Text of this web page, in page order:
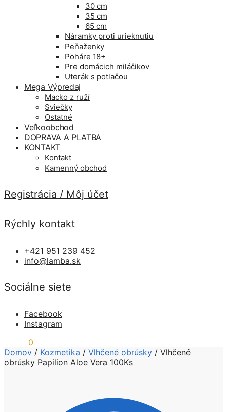
30 cm
35 cm
65 cm
Náramky proti urieknutiu
Peňaženky
Poháre 18+
Pre domácich miláčikov
Uterák s potlačou
Mega Výpredaj
Macko z ruží
Sviečky
Ostatné
Veľkoobchod
DOPRAVA A PLATBA
KONTAKT
Kontakt
Kamenný obchod
Registrácia / Môj účet
Rýchly kontakt
+421 951 239 452
info@lamba.sk
Sociálne siete
Facebook
Instagram
0
Domov / Kozmetika / Vlhčené obrúsky / Vlhčené
obrúsky Papilion Aloe Vera 100Ks